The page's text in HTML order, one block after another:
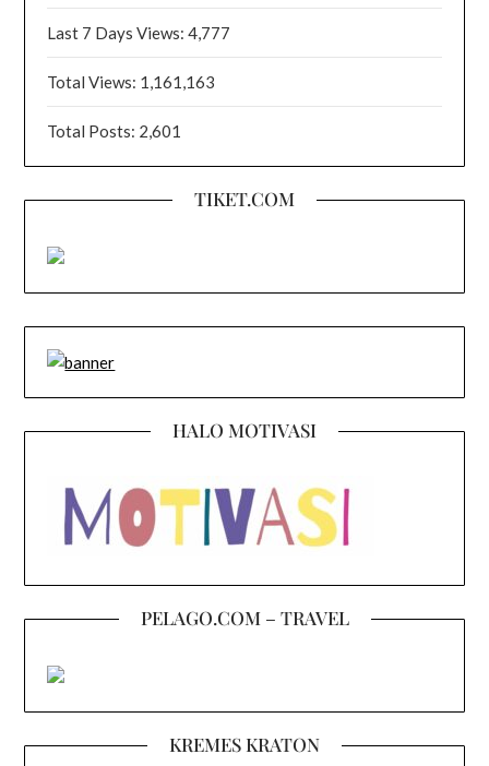
Last 7 Days Views:4,777
Total Views: 1,161,163
Total Posts: 2,601
TIKET.COM
HALO MOTIVASI
PELAGO.COM – TRAVEL
KREMES KRATON